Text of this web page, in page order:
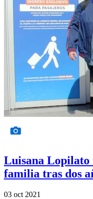
Luisana Lopilato
familia tras dos
03 oct 2021